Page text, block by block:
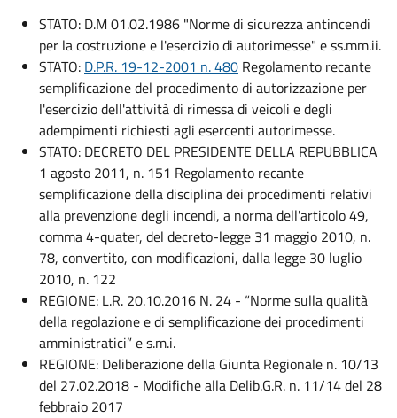
STATO: D.M 01.02.1986 "Norme di sicurezza antincendi
per la costruzione e l'esercizio di autorimesse" e ss.mm.ii.
STATO: D.P.R. 19-12-2001 n. 480 Regolamento recante
semplificazione del procedimento di autorizzazione per
l'esercizio dell'attività di rimessa di veicoli e degli
adempimenti richiesti agli esercenti autorimesse.
STATO: DECRETO DEL PRESIDENTE DELLA REPUBBLICA
1 agosto 2011, n. 151 Regolamento recante
semplificazione della disciplina dei procedimenti relativi
alla prevenzione degli incendi, a norma dell'articolo 49,
comma 4-quater, del decreto-legge 31 maggio 2010, n.
78, convertito, con modificazioni, dalla legge 30 luglio
2010, n. 122
REGIONE: L.R. 20.10.2016 N. 24 - “Norme sulla qualità
della regolazione e di semplificazione dei procedimenti
amministratici” e s.m.i.
REGIONE: Deliberazione della Giunta Regionale n. 10/13
del 27.02.2018 - Modifiche alla Delib.G.R. n. 11/14 del 28
febbraio 2017